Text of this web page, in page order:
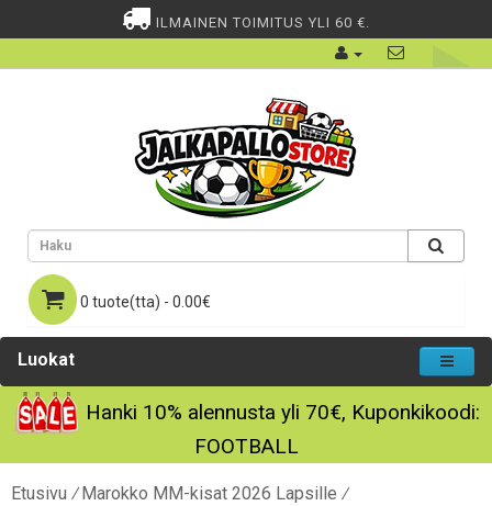
ILMAINEN TOIMITUS YLI 60 €.
0 tuote(tta) - 0.00€
Luokat
Hanki 10% alennusta yli 70€, Kuponkikoodi:
FOOTBALL
Etusivu Marokko MM-kisat 2026 Lapsille